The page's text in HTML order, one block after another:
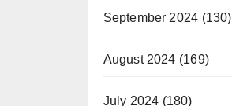
September 2024 (130)
August 2024 (169)
July 2024 (180)